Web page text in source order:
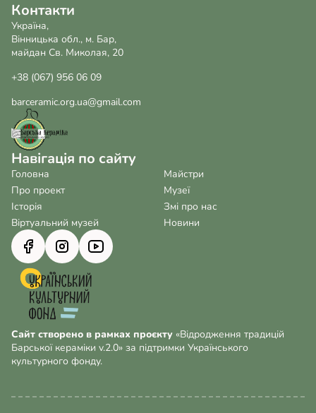
Контакти
Україна,
Вінницька обл., м. Бар,
майдан Св. Миколая, 20
+38 (067) 956 06 09
barceramic.org.ua@gmail.com
Навігація по сайту
Головна
Про проект
Історія
Віртуальний музей
Майстри
Музеї
Змі про нас
Новини
Сайт створено в рамках проєкту «Відродження традицій
Барської кераміки v.2.0» за підтримки Українського
культурного фонду.